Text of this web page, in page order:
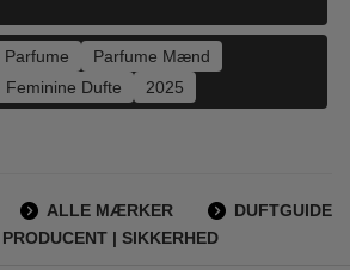
Parfume
Parfume Mænd
Feminine Dufte 2025
ALLE MÆRKER
DUFTGUIDE
| SIKKERHED